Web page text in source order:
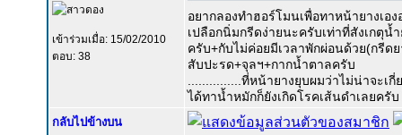
เข้าร่วมเมื่อ: 15/02/2010
ตอบ: 38
อยากลองทำฮอร์โมนเพื่อทาหน้ายางเอ
เปลือกนิ่มกรีดง่ายนะครับเท่าที่สังเกตุน้
ครับ+กับไม่ค่อยมีเวลาพักผ่อนด้วย(กรีด
สับปะรด+จุลฯ+กากน้ำตาลครับ
...............ที่หน้ายางยุบผมว่าไม่น่าจะเ
ได้ทาน้ำหมักก็ยังเกิดโรคเส้นดำเลยครั
กลับไปข้างบน